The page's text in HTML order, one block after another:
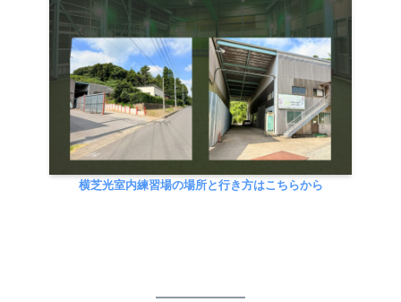
横芝光室内練習場の場所と行き方はこちらから